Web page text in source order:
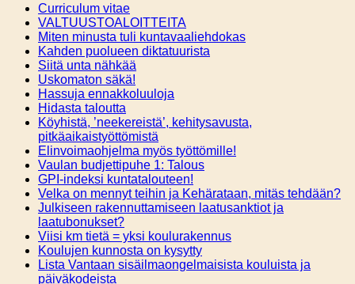
Curriculum vitae
VALTUUSTOALOITTEITA
Miten minusta tuli kuntavaaliehdokas
Kahden puolueen diktatuurista
Siitä unta nähkää
Uskomaton säkä!
Hassuja ennakkoluuloja
Hidasta taloutta
Köyhistä, ’neekereistä’, kehitysavusta,
pitkäaikaistyöttömistä
Elinvoimaohjelma myös työttömille!
Vaulan budjettipuhe 1: Talous
GPI-indeksi kuntatalouteen!
Velka on mennyt teihin ja Kehärataan, mitäs tehdään?
Julkiseen rakennuttamiseen laatusanktiot ja
laatubonukset?
Viisi km tietä = yksi koulurakennus
Koulujen kunnosta on kysytty
Lista Vantaan sisäilmaongelmaisista kouluista ja
päiväkodeista